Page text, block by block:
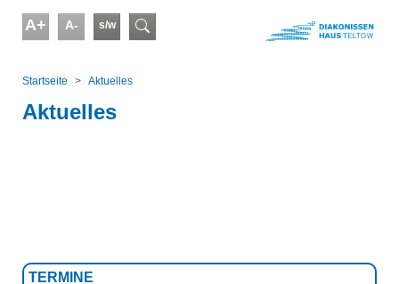
A+ A- s/w Suchformular
Startseite
Aktuelles
Aktuelles
TERMINE